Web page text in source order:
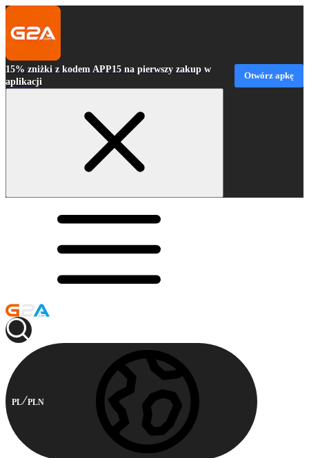
15% zniżki z kodem APP15 na pierwszy zakup w
aplikacji
Otwórz apkę
PL PLN